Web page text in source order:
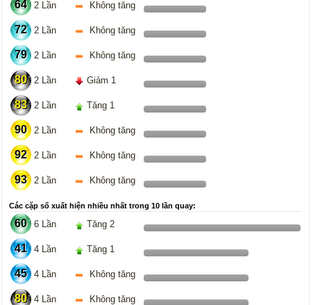
64 2 Lần Không tăng
72 2 Lần Không tăng
79 2 Lần Không tăng
80 2 Lần Giảm 1
83 2 Lần Tăng 1
90 2 Lần Không tăng
92 2 Lần Không tăng
93 2 Lần Không tăng
Các cặp số xuất hiện nhiều nhất trong 10 lần quay:
60 6 Lần Tăng 2
41 4 Lần Tăng 1
45 4 Lần Không tăng
80 4 Lần Không tăng